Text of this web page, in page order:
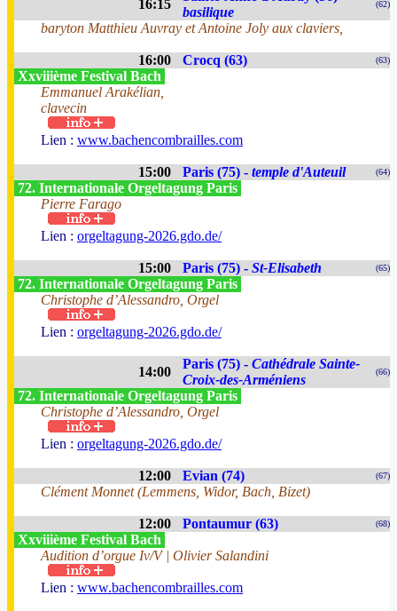
16:15
basilique
(62)
baryton Matthieu Auvray et Antoine Joly aux claviers,
16:00 Crocq (63) (63)
Xxviiième Festival Bach
Emmanuel Arakélian,
clavecin
Lien : www.bachencombrailles.com
15:00 Paris (75) - temple d'Auteuil (64)
72. Internationale Orgeltagung Paris
Pierre Farago
Lien : orgeltagung-2026.gdo.de/
15:00 Paris (75) - St-Elisabeth (65)
72. Internationale Orgeltagung Paris
Christophe d’Alessandro, Orgel
Lien : orgeltagung-2026.gdo.de/
14:00
Paris (75) - Cathédrale Sainte-
Croix-des-Arméniens
(66)
72. Internationale Orgeltagung Paris
Christophe d’Alessandro, Orgel
Lien : orgeltagung-2026.gdo.de/
12:00 Evian (74) (67)
Clément Monnet (Lemmens, Widor, Bach, Bizet)
12:00 Pontaumur (63) (68)
Xxviiième Festival Bach
Audition d’orgue Iv/V | Olivier Salandini
Lien : www.bachencombrailles.com